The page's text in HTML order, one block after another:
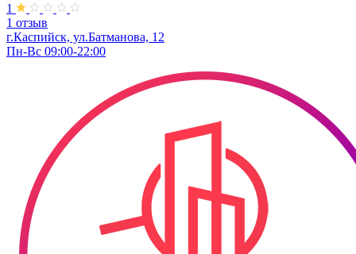
1
1 отзыв
г.Каспийск, ​ул.Батманова, 12
Пн-Вс 09:00-22:00